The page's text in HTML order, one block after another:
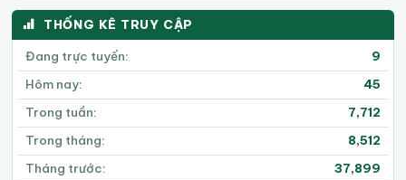
THỐNG KÊ TRUY CẬP
Đang trực tuyến:
9
Hôm nay:
45
Trong tuần:
7,712
Trong tháng:
8,512
Tháng trước:
37,899